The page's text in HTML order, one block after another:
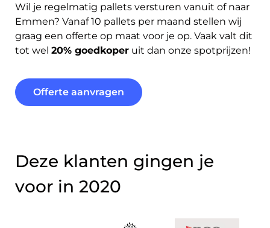
Wil je regelmatig pallets versturen vanuit of naar
Emmen? Vanaf 10 pallets per maand stellen wij
graag een offerte op maat voor je op. Vaak valt dit
tot wel 20% goedkoper uit dan onze spotprijzen!
Offerte aanvragen
Deze klanten gingen je
voor in 2020